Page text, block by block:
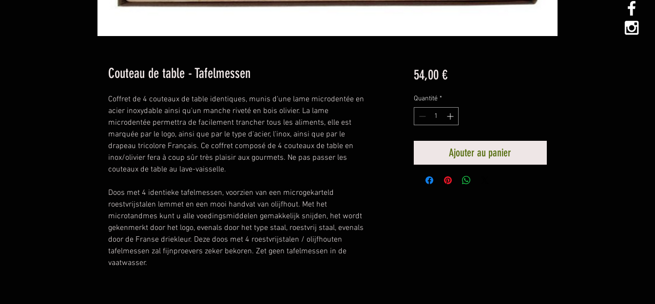
Couteau de table - Tafelmessen
Coffret de 4 couteaux de table identiques, munis d'une lame microdentée en
acier inoxydable ainsi qu'un manche riveté en bois olivier. La lame
microdentée permettra de facilement trancher tous les aliments, elle est
marquée par le logo, ainsi que par le type d'acier, l'inox, ainsi que par le
drapeau tricolore Français. Ce coffret composé de 4 couteaux de table en
inox/olivier fera à coup sûr très plaisir aux gourmets. Ne pas passer les
couteaux de table au lave-vaisselle.
Doos met 4 identieke tafelmessen, voorzien van een microgekarteld
roestvrijstalen lemmet en een mooi handvat van olijfhout. Met het
microtandmes kunt u alle voedingsmiddelen gemakkelijk snijden, het wordt
gekenmerkt door het logo, evenals door het type staal, roestvrij staal, evenals
door de Franse driekleur. Deze doos met 4 roestvrijstalen / olijfhouten
tafelmessen zal fijnproevers zeker bekoren. Zet geen tafelmessen in de
vaatwasser.
54,00 €Prix
Quantité *
Ajouter au panier